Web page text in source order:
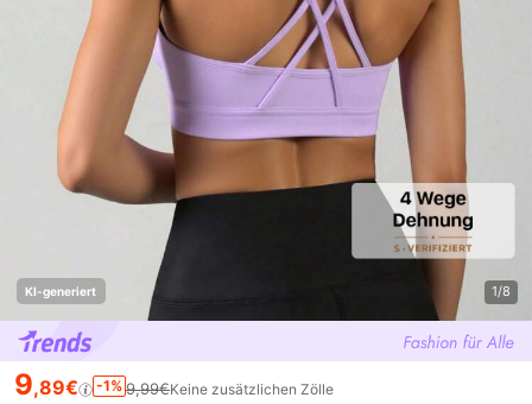
KI-generiert 1/8
9,89€ -1% 9,99€Keine zusätzlichen Zölle